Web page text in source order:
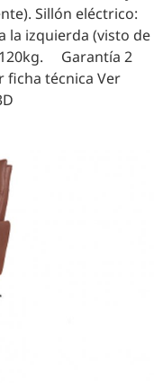
Sillón eléctrico:
la izquierda (visto de
Garantía 2
ficha técnica Ver